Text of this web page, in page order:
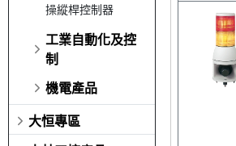
操縱桿控制器
工業自動化及控
制
機電產品
大恒專區